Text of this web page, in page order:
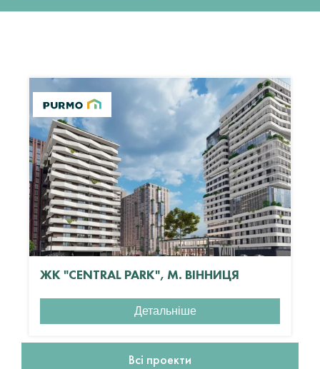
ЖК "CENTRAL PARK", М. ВІННИЦЯ
Детальніше
Всі проекти